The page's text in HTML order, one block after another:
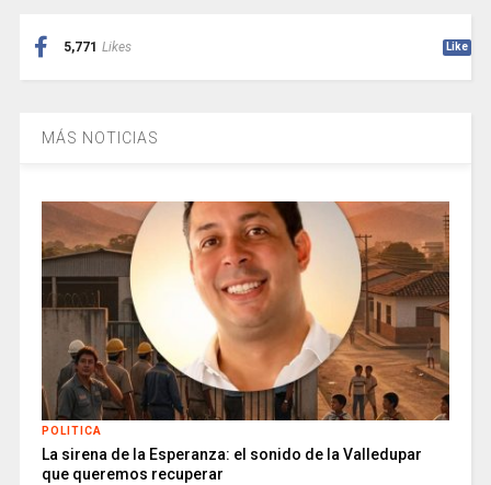
5,771 Likes Like
MÁS NOTICIAS
POLITICA
La sirena de la Esperanza: el sonido de la Valledupar
que queremos recuperar